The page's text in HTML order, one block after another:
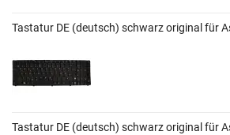
Tastatur DE (deutsch) schwarz original für
Tastatur DE (deutsch) schwarz original für